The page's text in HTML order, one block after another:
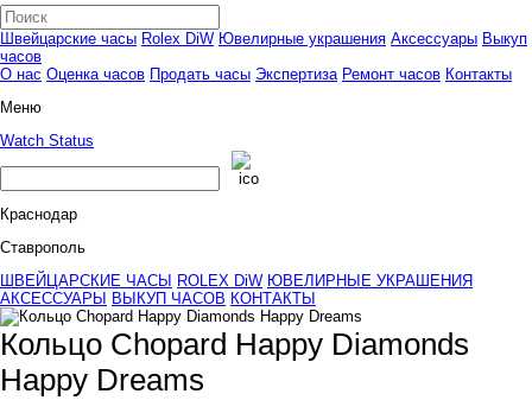
Швейцарские часы Rolex DiW Ювелирные украшения Аксессуары Выкуп
часов
О нас Оценка часов Продать часы Экспертиза Ремонт часов Контакты
Меню
Watch Status
Краснодар
Ставрополь
ШВЕЙЦАРСКИЕ ЧАСЫ
ROLEX DiW ЮВЕЛИРНЫЕ УКРАШЕНИЯ
АКСЕССУАРЫ
ВЫКУП ЧАСОВ КОНТАКТЫ
Кольцо Chopard Happy Diamonds
Happy Dreams